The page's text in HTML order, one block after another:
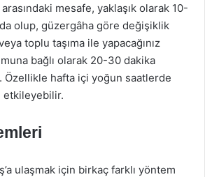
mesafe, yaklaşık olarak 10-
olup, güzergâha göre değişiklik
toplu taşıma ile yapacağınız
bağlı olarak 20-30 dakika
Özellikle hafta içi yoğun saatlerde
ulaşmak için birkaç farklı yöntem